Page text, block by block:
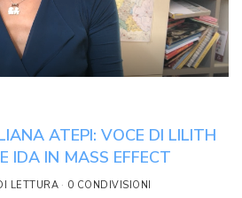
ATEPI: VOCE DI LILITH
IDA IN MASS EFFECT
LETTURA 0 CONDIVISIONI